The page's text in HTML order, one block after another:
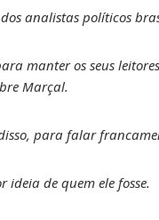
analistas políticos
manter os seus
Marçal.
para falar
ideia de quem ele fosse.